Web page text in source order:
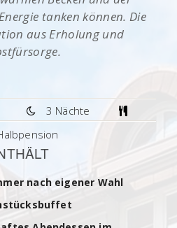
tanken können. Die
aus Erholung und
3 Nächte
nach eigener Wahl